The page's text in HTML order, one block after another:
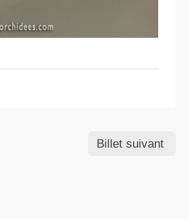
Billet suivant